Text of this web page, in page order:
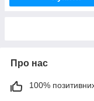
Про нас
100% позитивних